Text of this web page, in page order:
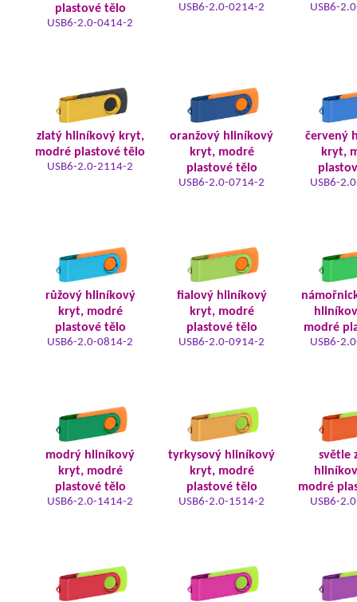
plastové tělo
USB6-2.0-0414-2
USB6-2.0-0214-2 USB6-
zlatý hliníkový kryt,
modré plastové tělo
USB6-2.0-2114-2
oranžový hliníkový
kryt, modré
plastové tělo
USB6-2.0-0714-2
červený
kryt,
USB6-
růžový hliníkový
kryt, modré
plastové tělo
USB6-2.0-0814-2
fialový hliníkový
kryt, modré
plastové tělo
USB6-2.0-0914-2
modré
USB6-
modrý hliníkový
kryt, modré
plastové tělo
USB6-2.0-1414-2
tyrkysový hliníkový
kryt, modré
plastové tělo
USB6-2.0-1514-2
světle
modré
USB6-